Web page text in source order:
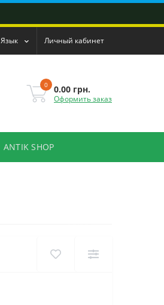
Язык Личный кабинет
0 0.00 грн.
Оформить заказ
ANTIK SHOP